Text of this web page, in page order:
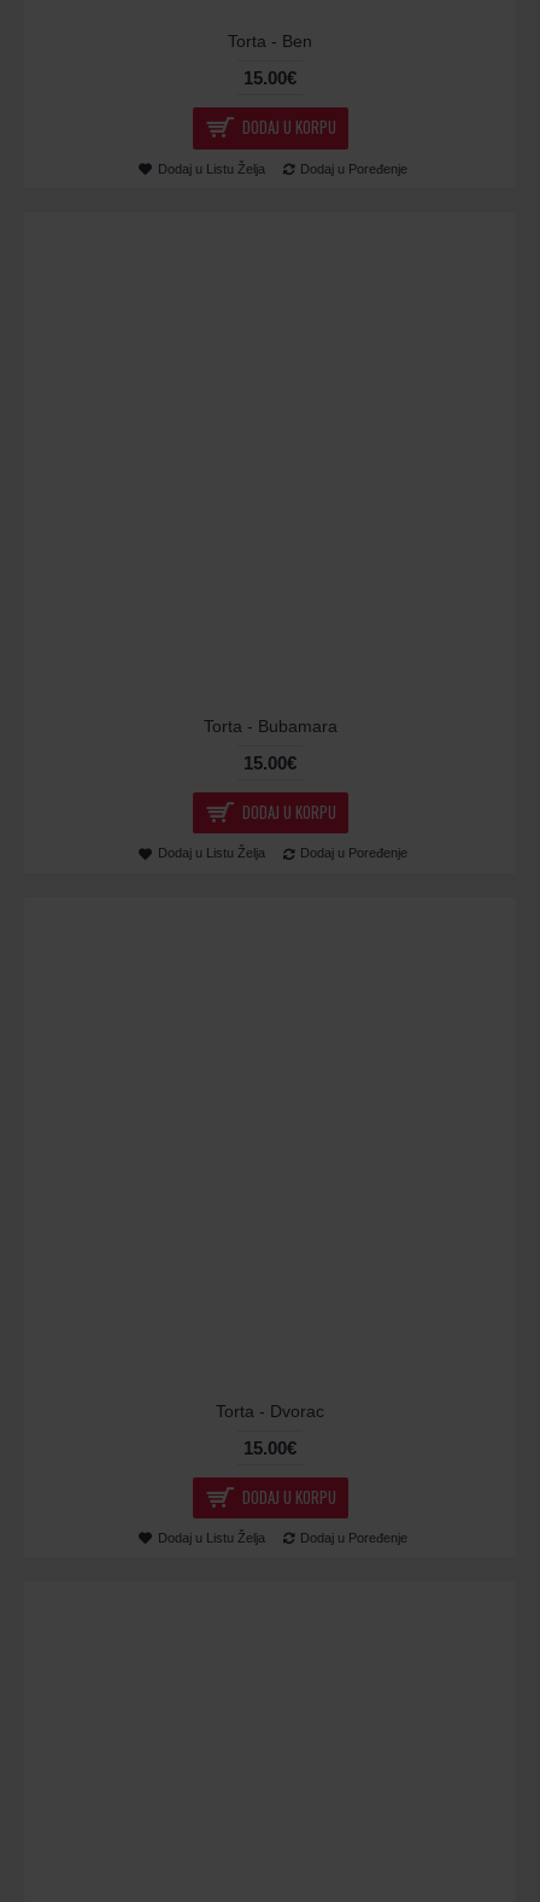
Torta - Ben
15.00€
DODAJ U KORPU
Dodaj u Listu Želja Dodaj u Poređenje
Torta - Bubamara
15.00€
DODAJ U KORPU
Dodaj u Listu Želja Dodaj u Poređenje
Torta - Dvorac
15.00€
DODAJ U KORPU
Dodaj u Listu Želja Dodaj u Poređenje